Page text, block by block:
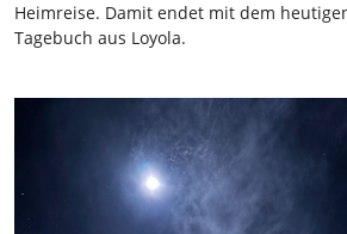
Heimreise. Damit endet mit dem
Tagebuch aus Loyola.